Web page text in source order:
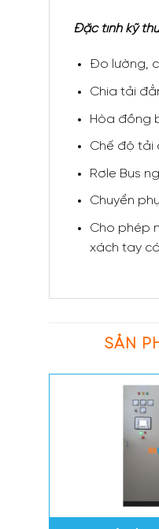
Đặc tính kỹ
Đo lường,
Chia tải
Hòa đồng
Chế độ tải
Rơle Bus
Chuyển
Cho phép
xách tay
SẢN